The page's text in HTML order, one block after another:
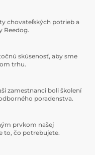
chovateľských potrieb a
Reedog.
skúsenosť, aby sme
trhu.
zamestnanci boli školení
poradenstva.
prvkom našej
to, čo potrebujete.